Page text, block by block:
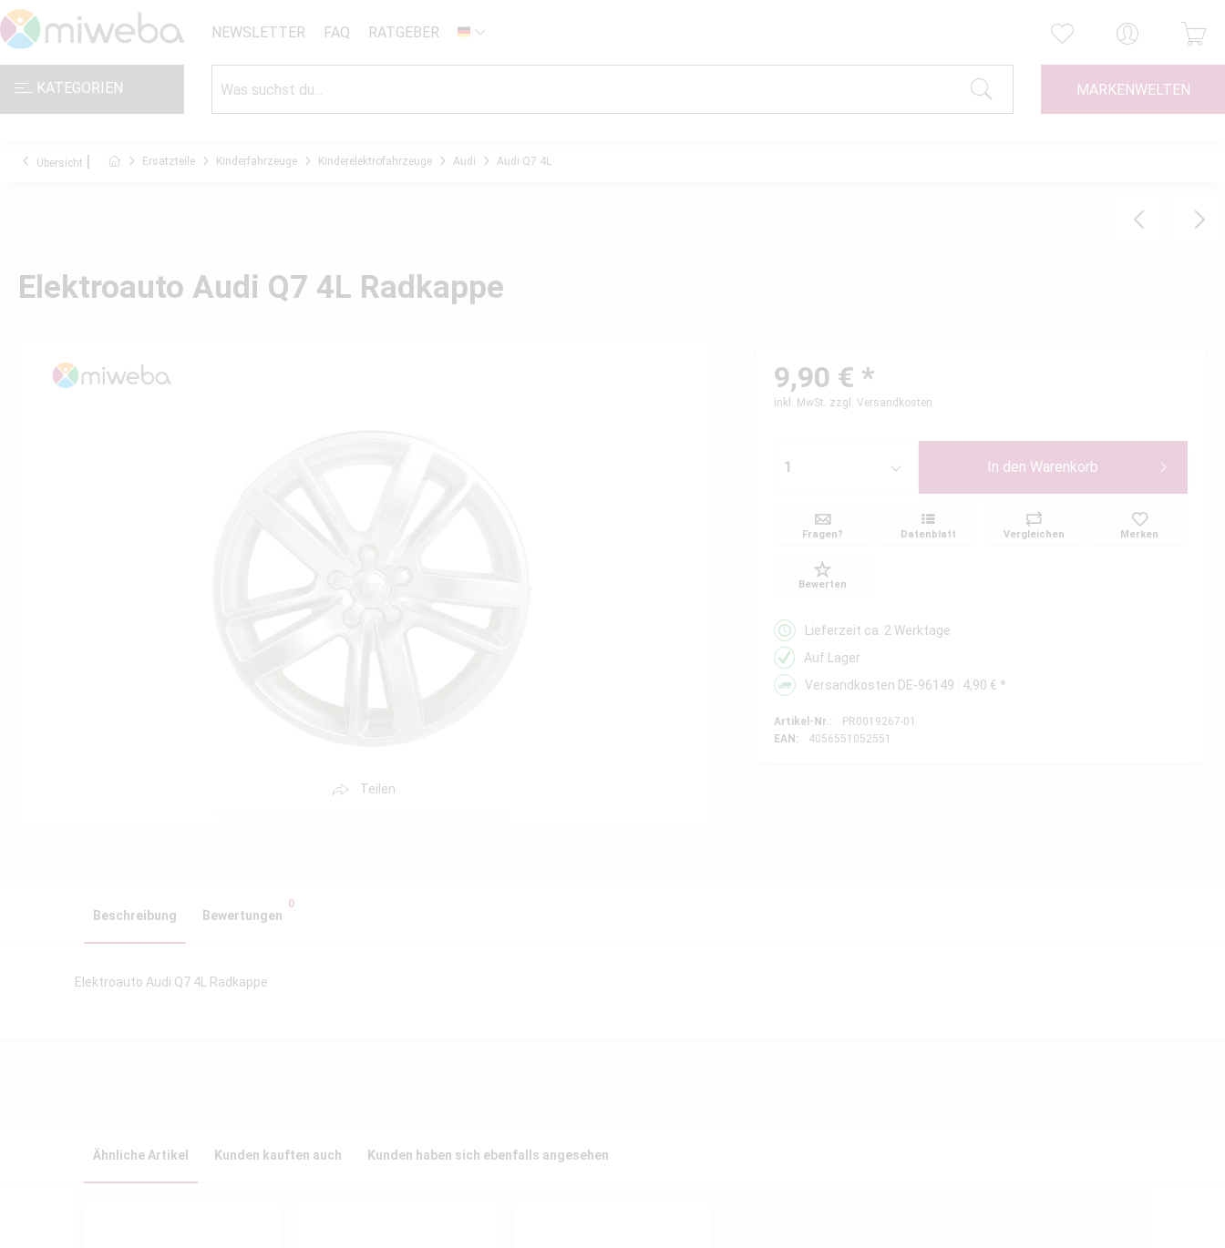
NEWSLETTER FAQ RATGEBER DE
KATEGORIEN MARKENWELTEN
Übersicht Ersatzteile Kinderfahrzeuge Kinderelektrofahrzeuge Audi Audi Q7 4L
Elektroauto Audi Q7 4L Radkappe
Teilen
9,90 € *
inkl. MwSt. zzgl. Versandkosten
In den Warenkorb
Fragen? Datenblatt Vergleichen Merken
Bewerten
Lieferzeit ca. 2 Werktage
Auf Lager
Versandkosten DE-96149 : 4,90 € *
Artikel-Nr.:
PR0019267-01
EAN:
4056551052551
Beschreibung Bewertungen
0
Elektroauto Audi Q7 4L Radkappe
Ähnliche Artikel Kunden kauften auch Kunden haben sich ebenfalls angesehen